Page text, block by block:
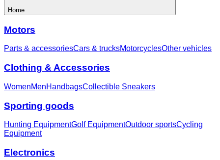
Home
Motors
Parts & accessoriesCars & trucksMotorcyclesOther vehicles
Clothing & Accessories
WomenMenHandbagsCollectible Sneakers
Sporting goods
Hunting EquipmentGolf EquipmentOutdoor sportsCycling
Equipment
Electronics